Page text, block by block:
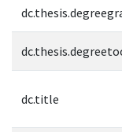
dc.title